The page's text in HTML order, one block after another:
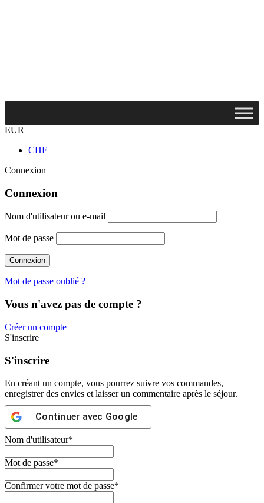
EUR
CHF
Connexion
Connexion
Nom d'utilisateur ou e-mail
Mot de passe
Mot de passe oublié ?
Vous n'avez pas de compte ?
Créer un compte
S'inscrire
S'inscrire
En créant un compte, vous pourrez suivre vos commandes,
enregistrer des envies et laisser un commentaire après le séjour.
Continuer avec Google
Nom d'utilisateur*
Mot de passe*
Confirmer votre mot de passe*